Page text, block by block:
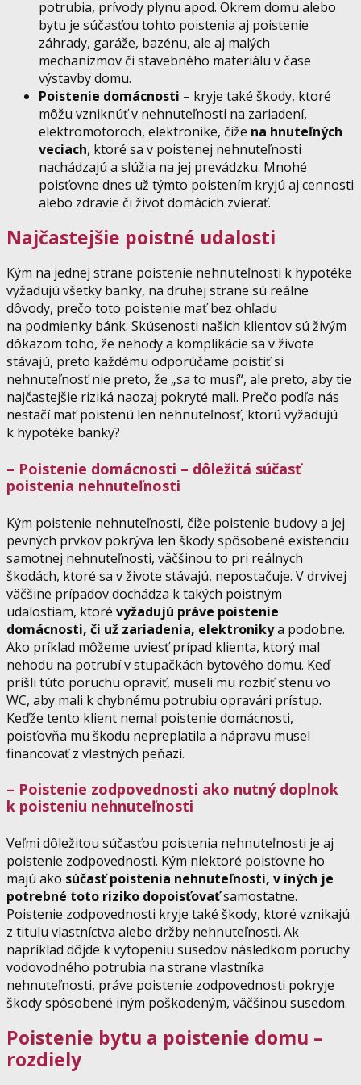
potrubia, prívody plynu apod. Okrem domu alebo
bytu je súčasťou tohto poistenia aj poistenie
záhrady, garáže, bazénu, ale aj malých
mechanizmov či stavebného materiálu v čase
výstavby domu.
Poistenie domácnosti – kryje také škody, ktoré
môžu vzniknúť v nehnuteľnosti na zariadení,
elektromotoroch, elektronike, čiže na hnuteľných
veciach, ktoré sa v poistenej nehnuteľnosti
nachádzajú a slúžia na jej prevádzku. Mnohé
poisťovne dnes už týmto poistením kryjú aj cennosti
alebo zdravie či život domácich zvierať.
Najčastejšie poistné udalosti
Kým na jednej strane poistenie nehnuteľnosti k hypotéke
vyžadujú všetky banky, na druhej strane sú reálne
dôvody, prečo toto poistenie mať bez ohľadu
na podmienky bánk. Skúsenosti našich klientov sú živým
dôkazom toho, že nehody a komplikácie sa v živote
stávajú, preto každému odporúčame poistiť si
nehnuteľnosť nie preto, že „sa to musí“, ale preto, aby tie
najčastejšie riziká naozaj pokryté mali. Prečo podľa nás
nestačí mať poistenú len nehnuteľnosť, ktorú vyžadujú
k hypotéke banky?
– Poistenie domácnosti – dôležitá súčasť
poistenia nehnuteľnosti
Kým poistenie nehnuteľnosti, čiže poistenie budovy a jej
pevných prvkov pokrýva len škody spôsobené existenciu
samotnej nehnuteľnosti, väčšinou to pri reálnych
škodách, ktoré sa v živote stávajú, nepostačuje. V drvivej
väčšine prípadov dochádza k takých poistným
udalostiam, ktoré vyžadujú práve poistenie
domácnosti, či už zariadenia, elektronikya podobne.
Ako príklad môžeme uviesť prípad klienta, ktorý mal
nehodu na potrubí v stupačkách bytového domu. Keď
prišli túto poruchu opraviť, museli mu rozbiť stenu vo
WC, aby mali k chybnému potrubiu opravári prístup.
Keďže tento klient nemal poistenie domácnosti,
poisťovňa mu škodu nepreplatila a nápravu musel
financovať z vlastných peňazí.
– Poistenie zodpovednosti ako nutný doplnok
k poisteniu nehnuteľnosti
Veľmi dôležitou súčasťou poistenia nehnuteľnosti je aj
poistenie zodpovednosti. Kým niektoré poisťovne ho
majú ako súčasť poistenia nehnuteľnosti, v iných je
potrebné toto riziko dopoisťovaťsamostatne.
Poistenie zodpovednosti kryje také škody, ktoré vznikajú
z titulu vlastníctva alebo držby nehnuteľnosti. Ak
napríklad dôjde k vytopeniu susedov následkom poruchy
vodovodného potrubia na strane vlastníka
nehnuteľnosti, práve poistenie zodpovednosti pokryje
škody spôsobené iným poškodeným, väčšinou susedom.
Poistenie bytu a poistenie domu –
rozdiely